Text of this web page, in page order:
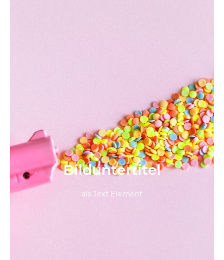
Bild­unter­titel
als Text Element